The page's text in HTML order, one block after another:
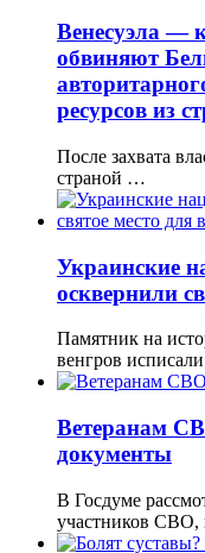
Венесуэла —
обвиняют
ресурсов из
После захвата
страной …
Украинские
осквернили
Памятник на
венгров
Ветеранам
документы
В Госдуме
участников